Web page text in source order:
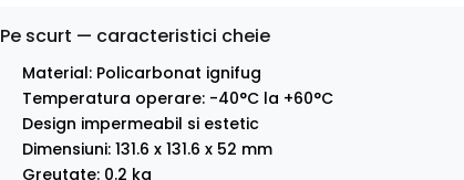
Pe scurt — caracteristici cheie
Material: Policarbonat ignifug
Temperatura operare: -40°C la +60°C
Design impermeabil si estetic
Dimensiuni: 131.6 x 131.6 x 52 mm
Greutate: 0.2 kg